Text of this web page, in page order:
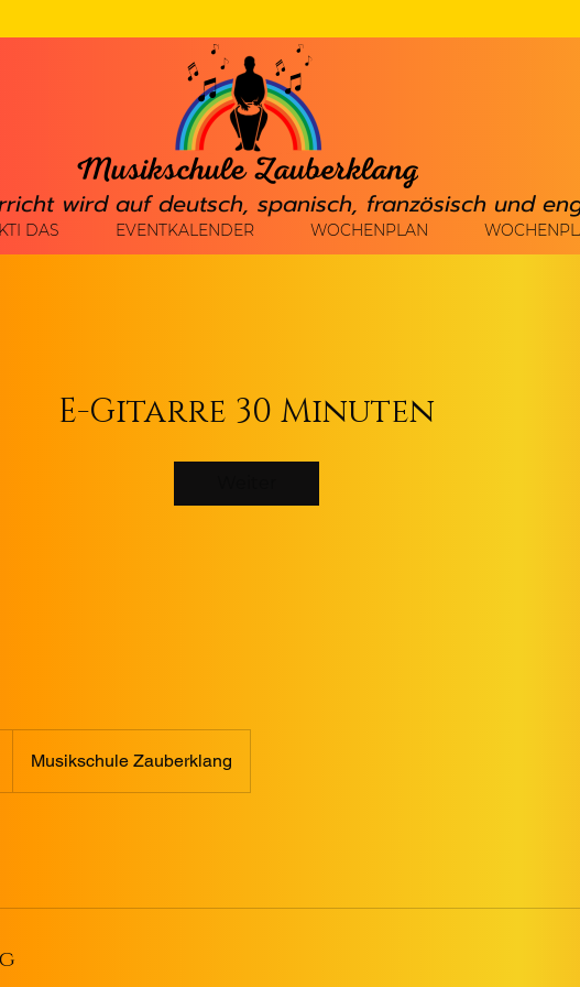
wird auf deutsch, spanisch, französisch und
DAS EVENTKALENDER WOCHENPLAN
E-Gitarre 30 Minuten
Musikschule Zauberklang